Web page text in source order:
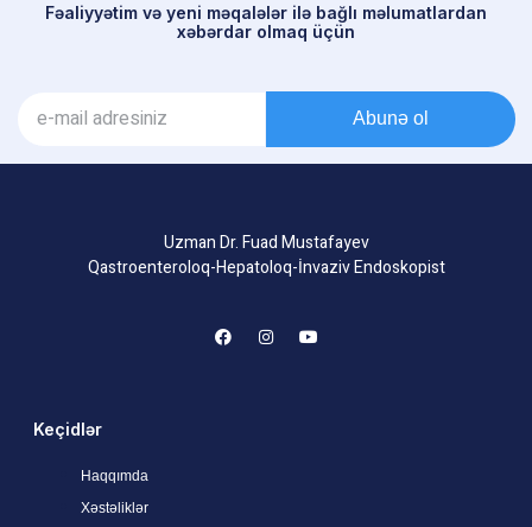
Fəaliyyətim və yeni məqalələr ilə bağlı məlumatlardan
xəbərdar olmaq üçün
Abunə ol
Uzman Dr. Fuad Mustafayev
Qastroenteroloq-Hepatoloq-İnvaziv Endoskopist
Keçidlər
Haqqımda
Xəstəliklər